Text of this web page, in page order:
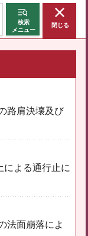
検索
メニュー
閉じる
路肩決壊及び
による通行止に
法面崩落によ